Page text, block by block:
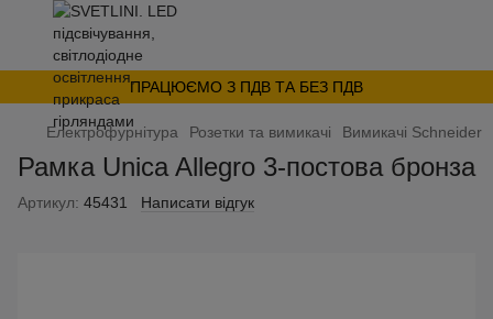
ПРАЦЮЄМО З ПДВ ТА БЕЗ ПДВ
Електрофурнітура Розетки та вимикачі Вимикачі Schneider
Рамка Unica Allegro 3-постова бронза
Артикул: 45431 Написати відгук